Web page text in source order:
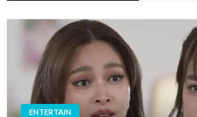
ENTERTAIN